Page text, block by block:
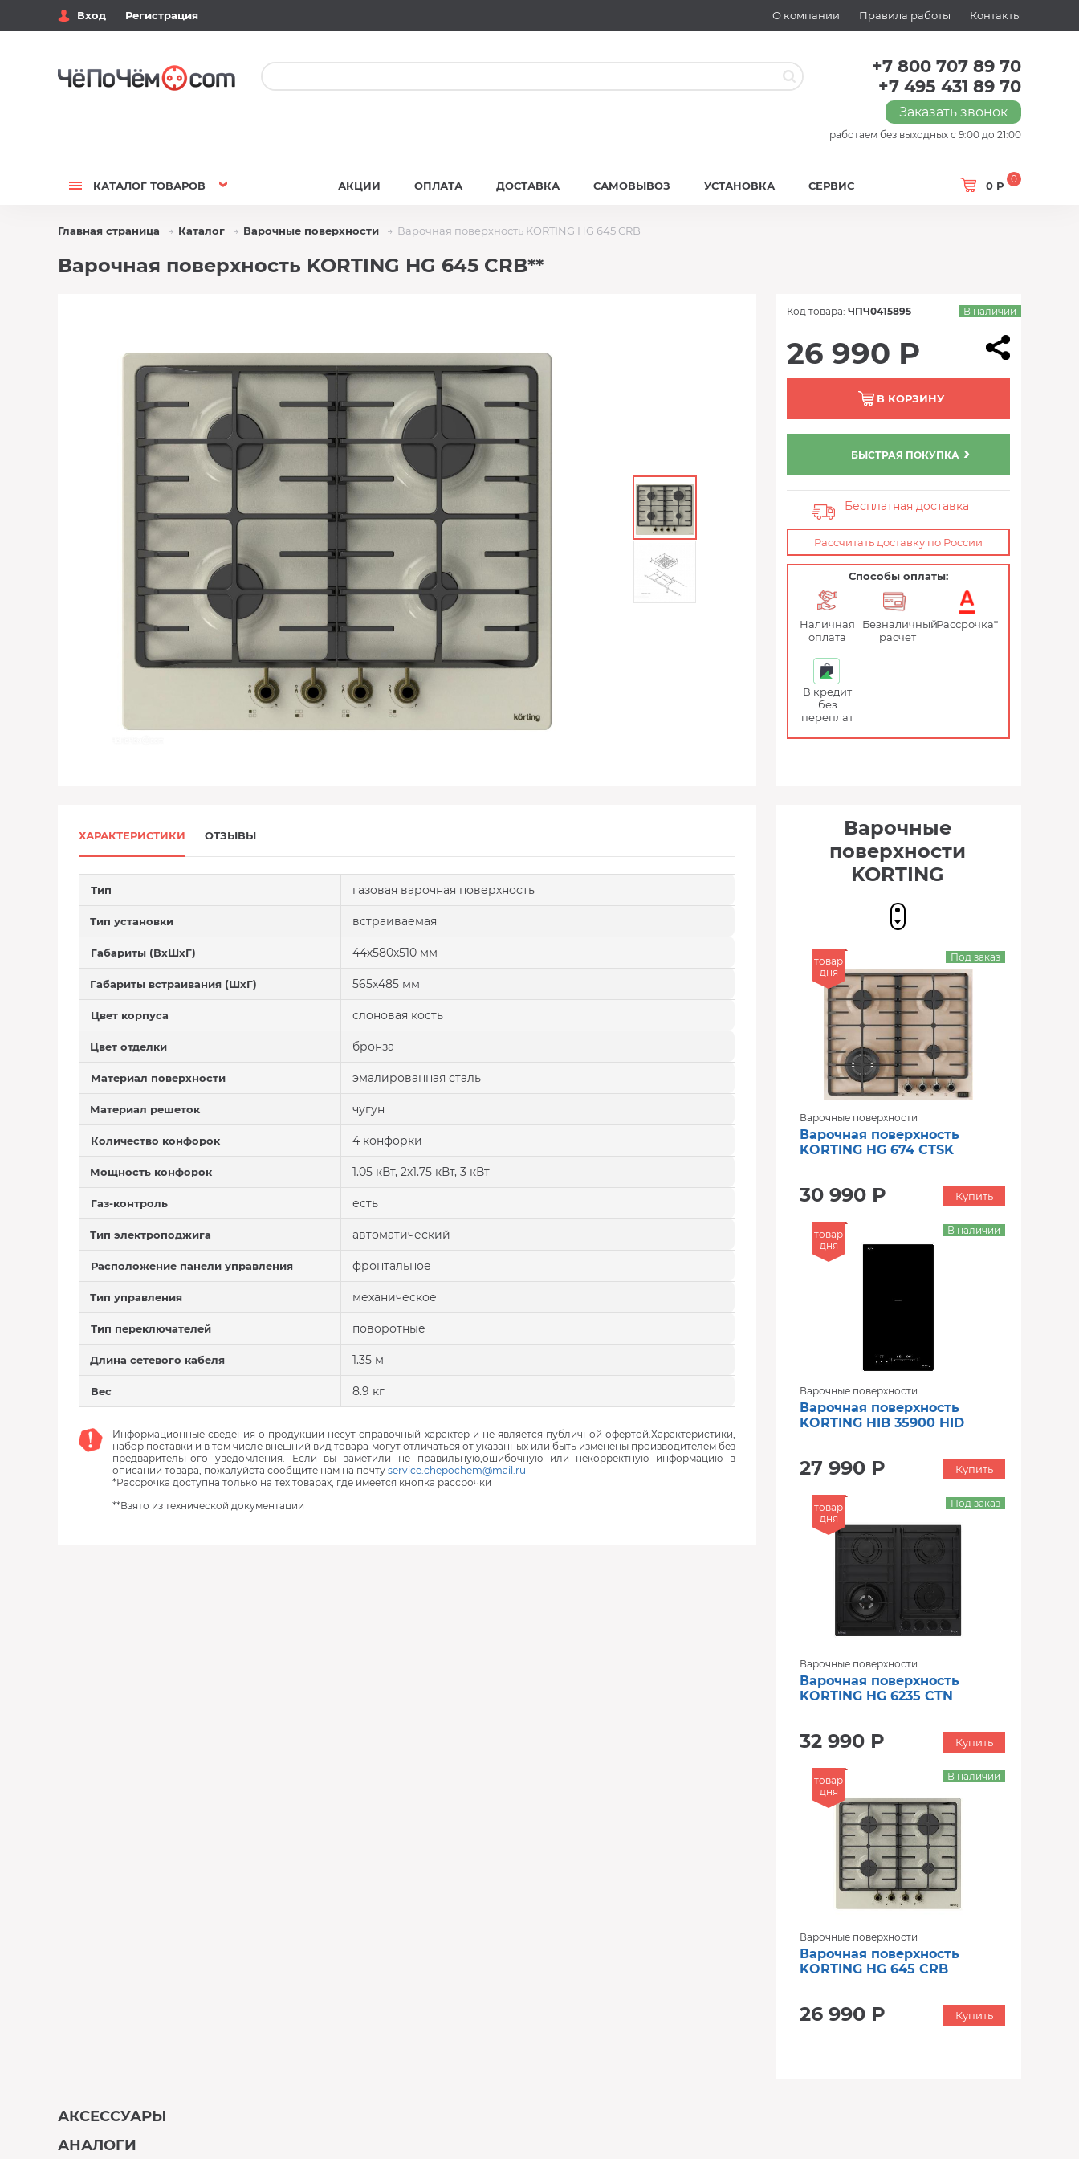
Вход Регистрация О компании Правила работы Контакты
+7 800 707 89 70
+7 495 431 89 70
Заказать звонок
работаем без выходных с 9:00 до 21:00
КАТАЛОГ ТОВАРОВ 0 Р
0
АКЦИИ ОПЛАТА ДОСТАВКА САМОВЫВОЗ УСТАНОВКА СЕРВИС
Главная страница Каталог Варочные поверхности Варочная поверхность KORTING HG 645 CRB
Варочная поверхность KORTING HG 645 CRB**
Код товара: ЧПЧ0415895 В наличии
26 990 Р
В КОРЗИНУ
БЫСТРАЯ ПОКУПКА
Бесплатная доставка
Рассчитать доставку по России
Способы оплаты:
Наличная
оплата
Безналичный
расчет
Рассрочка*
В кредит
без
переплат
ХАРАКТЕРИСТИКИ ОТЗЫВЫ
Тип газовая варочная поверхность
Тип установки встраиваемая
Габариты (ВхШхГ) 44х580х510 мм
Габариты встраивания (ШхГ) 565х485 мм
Цвет корпуса слоновая кость
Цвет отделки бронза
Материал поверхности эмалированная сталь
Материал решеток чугун
Количество конфорок 4 конфорки
Мощность конфорок 1.05 кВт, 2х1.75 кВт, 3 кВт
Газ-контроль есть
Тип электроподжига автоматический
Расположение панели управления фронтальное
Тип управления механическое
Тип переключателей поворотные
Длина сетевого кабеля 1.35 м
Вес 8.9 кг
Информационные сведения о продукции несут справочный характер и не является публичной офертой.Характеристики,
набор поставки и в том числе внешний вид товара могут отличаться от указанных или быть изменены производителем без
предварительного уведомления. Если вы заметили не правильную,ошибочную или некорректную информацию в
описании товара, пожалуйста сообщите нам на почту service.chepochem@mail.ru
*Рассрочка доступна только на тех товарах, где имеется кнопка рассрочки
**Взято из технической документации
Варочные
поверхности
KORTING
товар
дня
Варочные поверхности
Варочная поверхность
KORTING HG 674 CTSK
30 990 Р
Под заказ
Купить
товар
дня
Варочные поверхности
Варочная поверхность
KORTING HIB 35900 HID
27 990 Р
В наличии
Купить
товар
дня
Варочные поверхности
Варочная поверхность
KORTING HG 6235 CTN
32 990 Р
Под заказ
Купить
товар
дня
Варочные поверхности
Варочная поверхность
KORTING HG 645 CRB
26 990 Р
В наличии
Купить
АКСЕССУАРЫ
АНАЛОГИ